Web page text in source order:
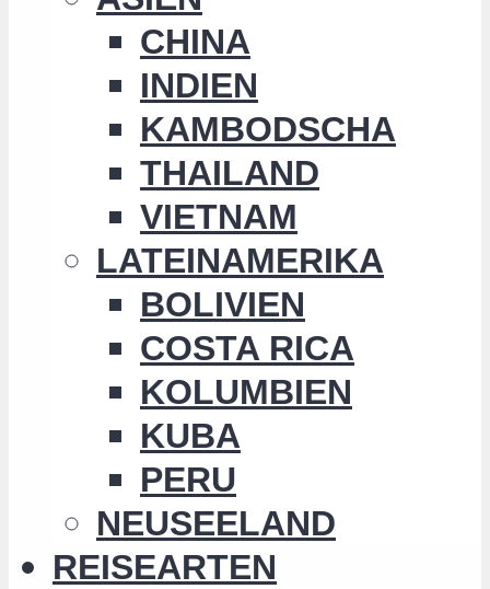
CHINA
INDIEN
KAMBODSCHA
THAILAND
VIETNAM
LATEINAMERIKA
BOLIVIEN
COSTA RICA
KOLUMBIEN
KUBA
PERU
NEUSEELAND
REISEARTEN